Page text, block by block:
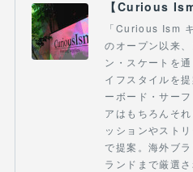
「Curious Ism
のオープン以来
ン・スケートを
イフスタイルを
ーボード・サー
アはもちろんそ
ッションやスト
で提案。海外ブ
ランドまで厳選